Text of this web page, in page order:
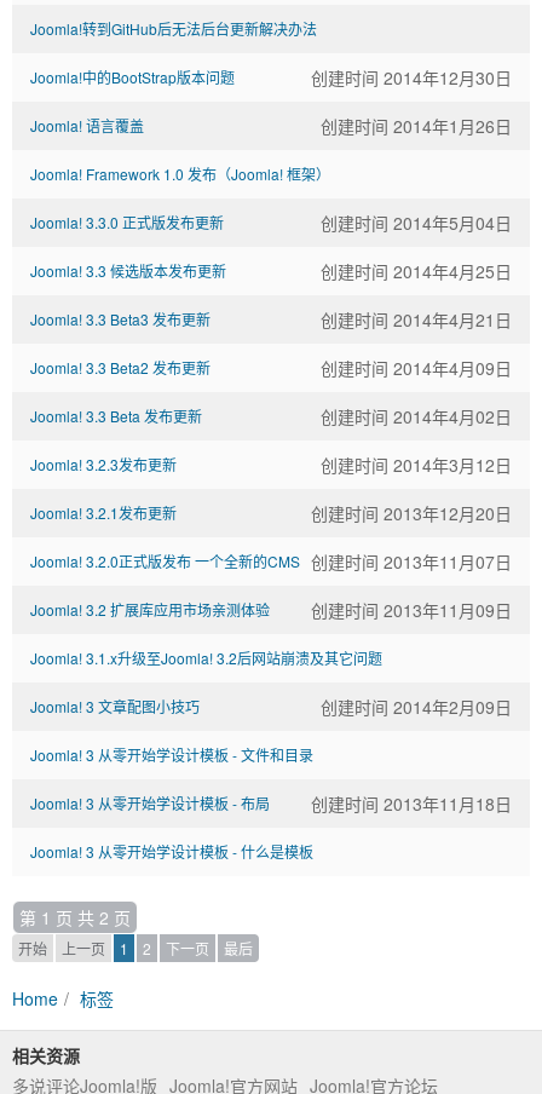
板,JOOMLA教程,JOOMLA扩展
Joomla!转到GitHub后无法后台更新解决办法
创建时间 2014年10月28日
Joomla!中的BootStrap版本问题 创建时间 2014年12月30日
Joomla! 语言覆盖 创建时间 2014年1月26日
Joomla! Framework 1.0 发布（Joomla! 框架）
创建时间 2013年12月16日
Joomla! 3.3.0 正式版发布更新 创建时间 2014年5月04日
Joomla! 3.3 候选版本发布更新 创建时间 2014年4月25日
Joomla! 3.3 Beta3 发布更新 创建时间 2014年4月21日
Joomla! 3.3 Beta2 发布更新 创建时间 2014年4月09日
Joomla! 3.3 Beta 发布更新 创建时间 2014年4月02日
Joomla! 3.2.3发布更新 创建时间 2014年3月12日
Joomla! 3.2.1发布更新 创建时间 2013年12月20日
Joomla! 3.2.0正式版发布 一个全新的CMS 创建时间 2013年11月07日
Joomla! 3.2 扩展库应用市场亲测体验 创建时间 2013年11月09日
Joomla! 3.1.x升级至Joomla! 3.2后网站崩溃及其它问题
创建时间 2013年11月09日
Joomla! 3 文章配图小技巧 创建时间 2014年2月09日
Joomla! 3 从零开始学设计模板 - 文件和目录
创建时间 2013年11月12日
Joomla! 3 从零开始学设计模板 - 布局 创建时间 2013年11月18日
Joomla! 3 从零开始学设计模板 - 什么是模板
第 1 页 共 2 页
开始 上一页 1 2 下一页 最后
Home 标签
相关资源
多说评论Joomla!版 Joomla!官方网站 Joomla!官方论坛